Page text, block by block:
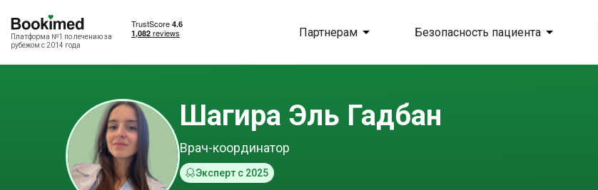
Платформа №1 по лечению за
рубежом с 2014 года
Партнерам Безопасность пациента
Шагира Эль Гадбан
Врач-координатор
Эксперт с 2025